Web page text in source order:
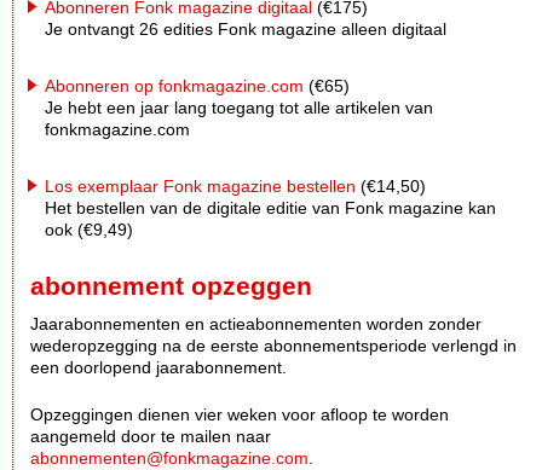
Abonneren Fonk magazine digitaal (€175)
Je ontvangt 26 edities Fonk magazine alleen digitaal
Abonneren op fonkmagazine.com (€65)
Je hebt een jaar lang toegang tot alle artikelen van
fonkmagazine.com
Los exemplaar Fonk magazine bestellen (€14,50)
Het bestellen van de digitale editie van Fonk magazine kan
ook (€9,49)
abonnement opzeggen
Jaarabonnementen en actieabonnementen worden zonder
wederopzegging na de eerste abonnementsperiode verlengd in
een doorlopend jaarabonnement.
Opzeggingen dienen vier weken voor afloop te worden
aangemeld door te mailen naar
abonnementen@fonkmagazine.com.